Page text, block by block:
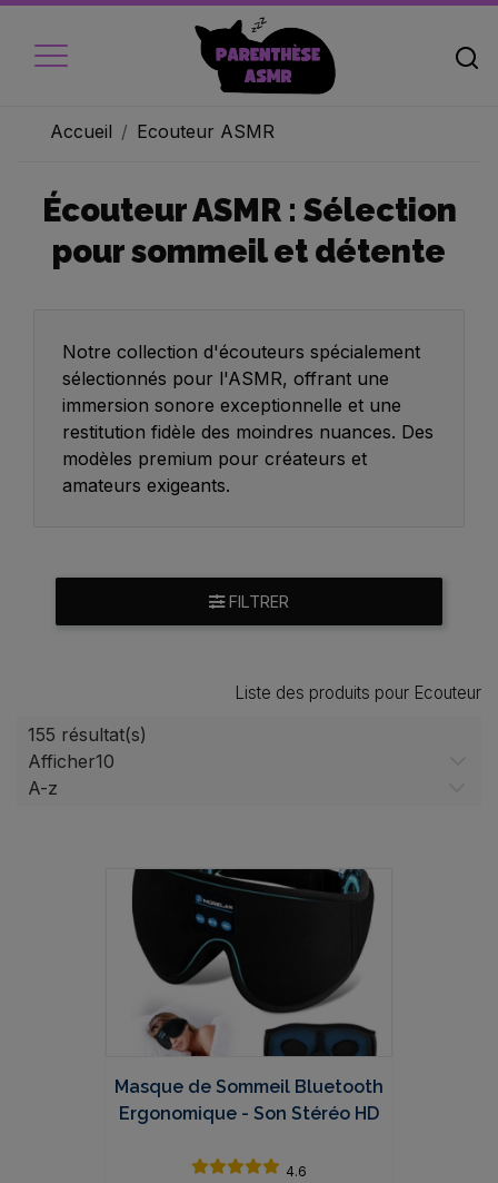
Accueil
Micros
Caméra vidéo
Ambiance
Objets
Livres audio
Accueil Ecouteur ASMR
Écouteur ASMR : Sélection
pour sommeil et détente
Notre collection d'écouteurs spécialement
sélectionnés pour l'ASMR, offrant une
immersion sonore exceptionnelle et une
restitution fidèle des moindres nuances. Des
modèles premium pour créateurs et
amateurs exigeants.
FILTRER
Liste des produits pour Ecouteur
155 résultat(s)
Afficher
Masque de Sommeil Bluetooth
Ergonomique - Son Stéréo HD
4.6